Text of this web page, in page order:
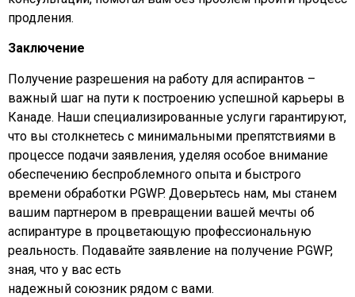
продления.
Заключение
Получение разрешения на работу для аспирантов –
важный шаг на пути к построению успешной карьеры в
Канаде. Наши специализированные услуги гарантируют,
что вы столкнетесь с минимальными препятствиями в
процессе подачи заявления, уделяя особое внимание
обеспечению беспроблемного опыта и быстрого
времени обработки PGWP. Доверьтесь нам, мы станем
вашим партнером в превращении вашей мечты об
аспирантуре в процветающую профессиональную
реальность. Подавайте заявление на получение PGWP,
зная, что у вас есть
надежный союзник рядом с вами.